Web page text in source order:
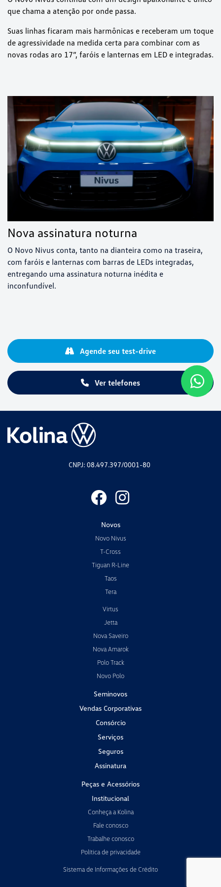
que chama a atenção por onde passa.
Suas linhas ficaram mais harmônicas e receberam um toque
de agressividade na medida certa para combinar com as
novas rodas aro 17”, faróis e lanternas em LED e integradas.
Nova assinatura noturna
O Novo Nivus conta, tanto na dianteira como na traseira,
com faróis e lanternas com barras de LEDs integradas,
entregando uma assinatura noturna inédita e
inconfundível.
Ver telefones
Agende seu test-drive
CNPJ: 08.497.397/0001-80
Novos
Novo Nivus
T-Cross
Tiguan R-Line
Taos
Tera
Virtus
Jetta
Nova Saveiro
Nova Amarok
Polo Track
Novo Polo
Seminovos
Vendas Corporativas
Consórcio
Serviços
Seguros
Assinatura
Peças e Acessórios
Institucional
Conheça a Kolina
Fale conosco
Trabalhe conosco
Política de privacidade
Sistema de Informações de Crédito